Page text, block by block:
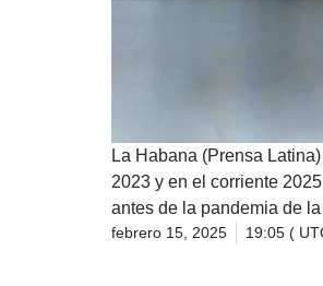
La Habana (Prensa
2023 y en el corriente
antes de la pandemia de
febrero 15, 2025 19:05 (